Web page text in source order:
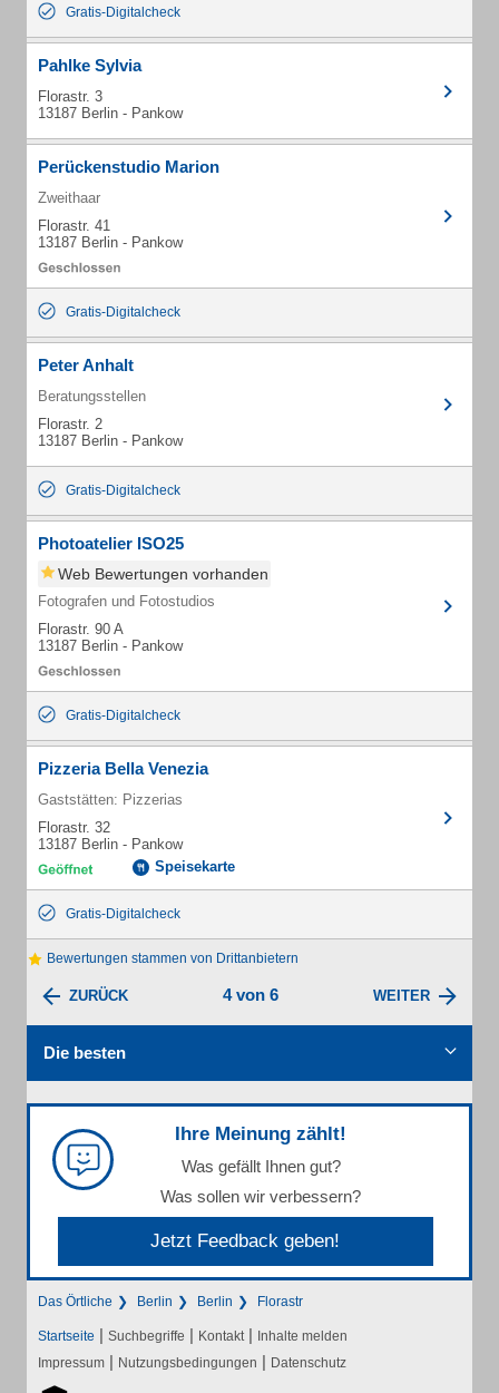
Gratis-Digitalcheck
Pahlke Sylvia
Florastr. 3
13187 Berlin - Pankow
Perückenstudio Marion
Zweithaar
Florastr. 41
13187 Berlin - Pankow
Gratis-Digitalcheck
Peter Anhalt
Beratungsstellen
Florastr. 2
13187 Berlin - Pankow
Gratis-Digitalcheck
Photoatelier ISO25
Web Bewertungen vorhanden
Fotografen und Fotostudios
Florastr. 90 A
13187 Berlin - Pankow
Gratis-Digitalcheck
Pizzeria Bella Venezia
Gaststätten: Pizzerias
Florastr. 32
13187 Berlin - Pankow
Speisekarte
Gratis-Digitalcheck
Bewertungen stammen von Drittanbietern
ZURÜCK 4 von 6 WEITER
Die besten
Ihre Meinung zählt!
Was gefällt Ihnen gut?
Was sollen wir verbessern?
Jetzt Feedback geben!
Das Örtliche Berlin Berlin Florastr
Startseite | Suchbegriffe | Kontakt | Inhalte melden
Impressum | Nutzungsbedingungen | Datenschutz